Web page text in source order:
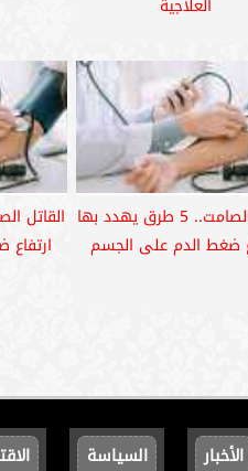
العلاجية
القاتل الصامت.. 5 طرق يهدد بها
ضغط الدم على الجسم
الأخبار السياسة